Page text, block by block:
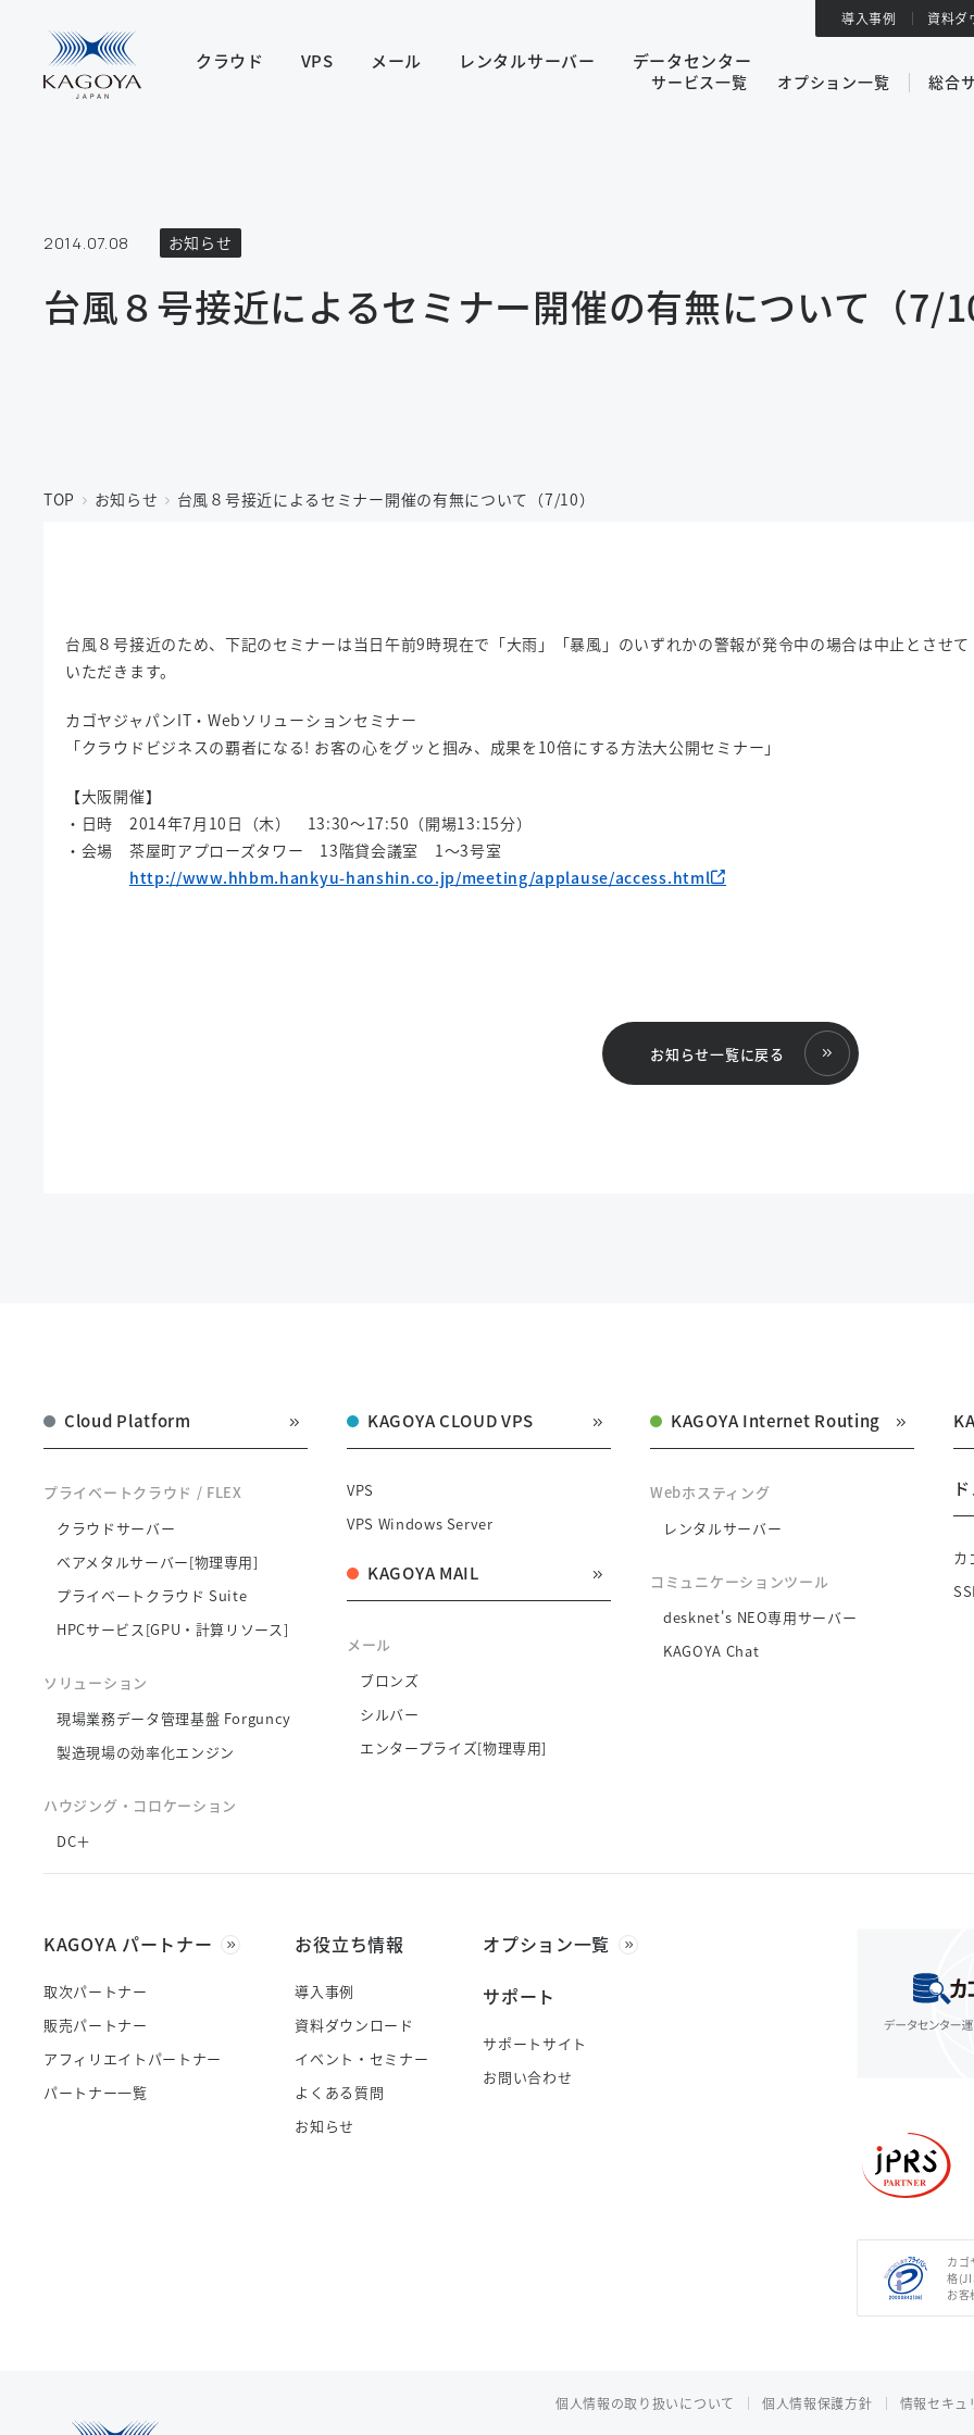
2014.07.08 お知らせ
台風８号接近によるセミナー開催の有無について（7/10
TOP お知らせ 台風８号接近によるセミナー開催の有無について（7/10）
台風８号接近のため、下記のセミナーは当日午前9時現在で「大雨」「暴風」のいずれかの警報が発令中の場合は中止とさせて
いただきます。
カゴヤジャパンIT・Webソリューションセミナー
「クラウドビジネスの覇者になる! お客の心をグッと掴み、成果を10倍にする方法大公開セミナー」
【大阪開催】
・日時 2014年7月10日（木） 13:30～17:50（開場13:15分）
・会場 茶屋町アプローズタワー 13階貸会議室 1～3号室
http://www.hhbm.hankyu-hanshin.co.jp/meeting/applause/access.html
お知らせ一覧に戻る
クラウド VPS メール レンタルサーバー データセンター
導入事例 資料ダ
サービス一覧 オプション一覧 総合
Cloud Platform
プライベートクラウド / FLEX
クラウドサーバー
ベアメタルサーバー[物理専用]
プライベートクラウド Suite
HPCサービス[GPU・計算リソース]
ソリューション
現場業務データ管理基盤 Forguncy
製造現場の効率化エンジン
ハウジング・コロケーション
DC＋
KAGOYA CLOUD VPS
VPS
VPS Windows Server
KAGOYA MAIL
メール
ブロンズ
シルバー
エンタープライズ[物理専用]
KAGOYA Internet Routing
Webホスティング
レンタルサーバー
コミュニケーションツール
desknet's NEO専用サーバー
KAGOYA Chat
カ
KAGOYA パートナー
取次パートナー
販売パートナー
アフィリエイトパートナー
パートナー一覧
お役立ち情報
導入事例
資料ダウンロード
イベント・セミナー
よくある質問
お知らせ
オプション一覧
サポート
サポートサイト
お問い合わせ
カゴ
格
お客
個人情報の取り扱いについて 個人情報保護方針 情報セキュ